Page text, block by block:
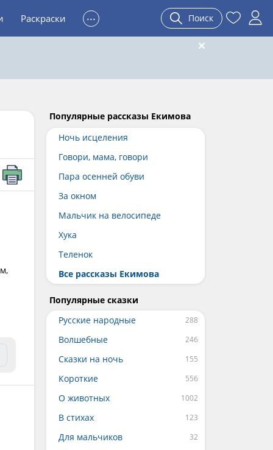
Раскраски ... Поиск
Популярные рассказы Екимова
Ночь исцеления
Говори, мама, говори
Пара осенней обуви
За окном
Мальчик на велосипеде
Хука
Теленок
Все рассказы Екимова
Популярные сказки
Русские народные
Волшебные
Сказки на ночь
Короткие
О животных
В стихах
Для мальчиков